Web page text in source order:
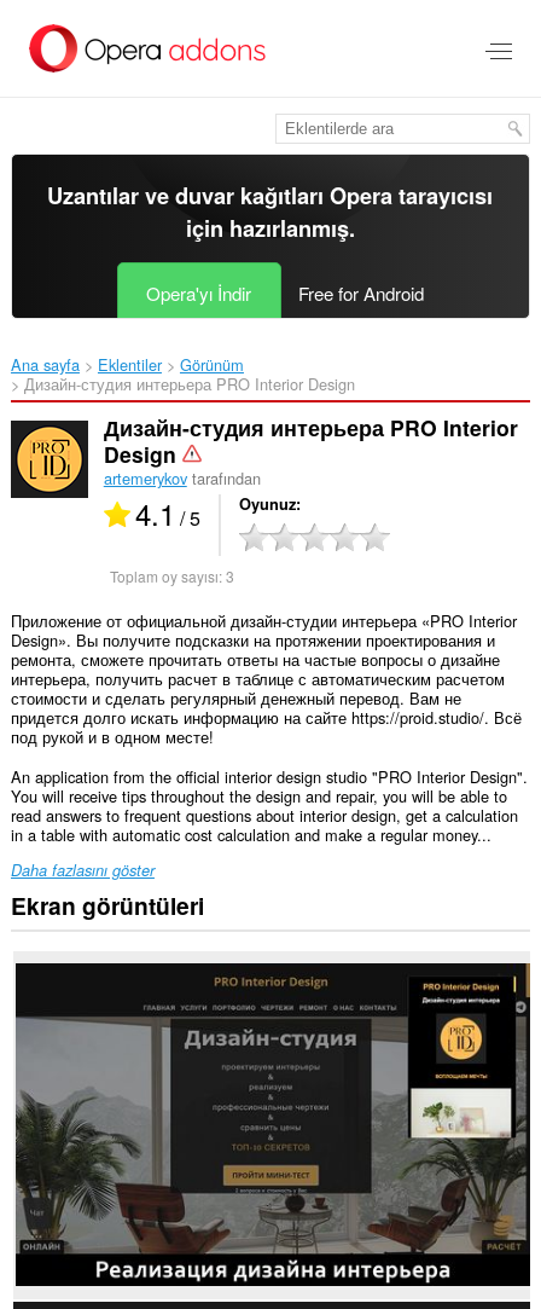
içeriğe
Uzantılar ve duvar kağıtlarıOpera tarayıcısı
için hazırlanmış.
Opera'yı İndir Free for Android
Ana sayfa Eklentiler
Görünüm
Дизайн-студия интерьера PRO Interior Design‎
Дизайн-студия интерьера PRO Interior
Design
artemerykovtarafından
4.1 / 5 Oyunuz
Toplam oy sayısı:3
Приложение от официальной дизайн-студии интерьера «PRO Interior
Design». Вы получите подсказки на протяжении проектирования и
ремонта, сможете прочитать ответы на частые вопросы о дизайне
интерьера, получить расчет в таблице с автоматическим расчетом
стоимости и сделать регулярный денежный перевод. Вам не
придется долго искать информацию на сайте https://proid.studio/. Всё
под рукой и в одном месте!
An application from the official interior design studio "PRO Interior Design".
You will receive tips throughout the design and repair, you will be able to
read answers to frequent questions about interior design, get a calculation
in a table with automatic cost calculation and make a regular money...
Daha fazlasını göster
Ekran görüntüleri